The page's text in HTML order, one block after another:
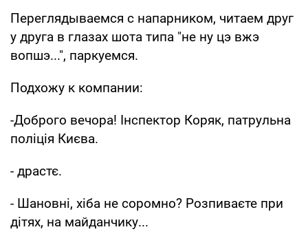
Переглядываемся с напарником, читаем друг
у друга в глазах шота типа "не ну цэ вжэ
вопшэ...", паркуемся.
Подхожу к компании:
-Доброго вечора! Інспектор Коряк, патрульна
поліція Києва.
- драстє.
- Шановні, хіба не соромно? Розпиваєте при
дітях, на майданчику...